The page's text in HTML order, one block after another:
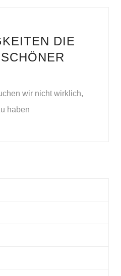
DIE
wir nicht wirklich,
haben